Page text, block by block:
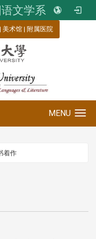
文学系
| 美术馆 | 附属医院
MENU
着作